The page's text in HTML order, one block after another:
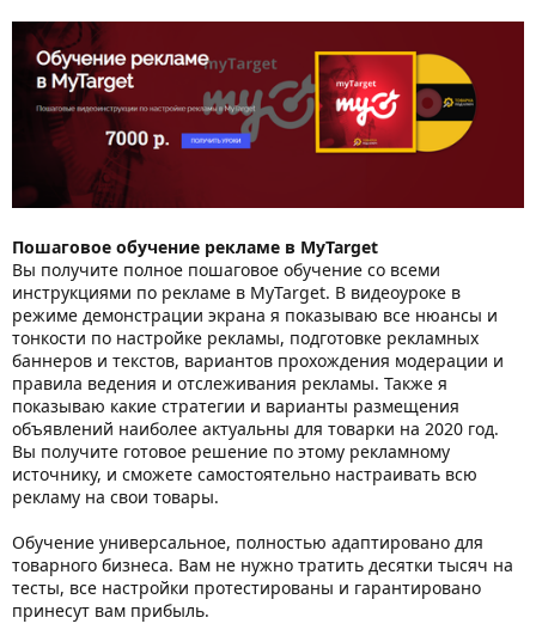
Пошаговое обучение рекламе в MyTarget
Вы получите полное пошаговое обучение со всеми
инструкциями по рекламе в MyTarget. В видеоуроке в
режиме демонстрации экрана я показываю все нюансы и
тонкости по настройке рекламы, подготовке рекламных
баннеров и текстов, вариантов прохождения модерации и
правила ведения и отслеживания рекламы. Также я
показываю какие стратегии и варианты размещения
объявлений наиболее актуальны для товарки на 2020 год.
Вы получите готовое решение по этому рекламному
источнику, и сможете самостоятельно настраивать всю
рекламу на свои товары.
Обучение универсальное, полностью адаптировано для
товарного бизнеса. Вам не нужно тратить десятки тысяч на
тесты, все настройки протестированы и гарантировано
принесут вам прибыль.